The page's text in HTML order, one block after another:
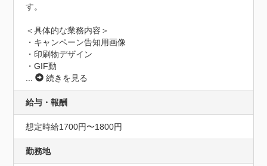
す。
＜具体的な業務内容＞
・キャンペーン告知用画像
・印刷物デザイン
・GIF動
...
続きを見る
給与・報酬
想定時給1700円〜1800円
勤務地